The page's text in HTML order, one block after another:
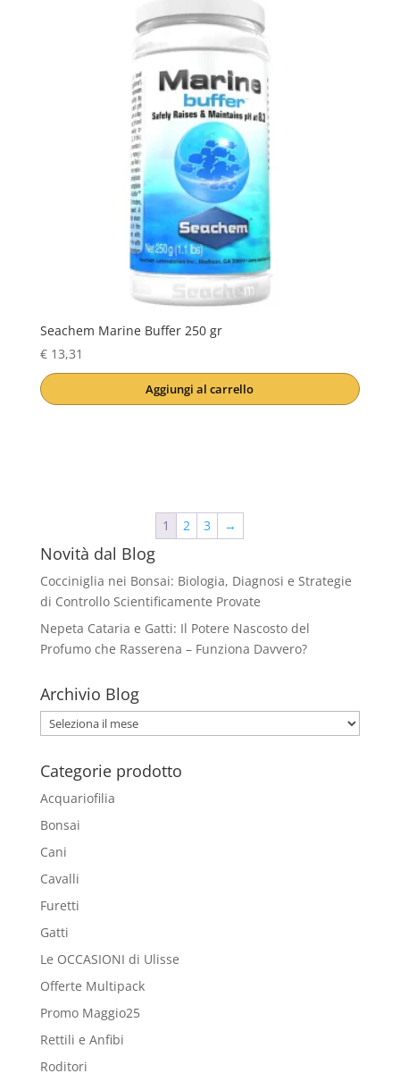
Seachem Marine Buffer 250 gr
€13,31
Aggiungi al carrello
1 2 3 →
Novità dal Blog
Cocciniglia nei Bonsai: Biologia, Diagnosi e Strategie
di Controllo Scientificamente Provate
Nepeta Cataria e Gatti: Il Potere Nascosto del
Profumo che Rasserena – Funziona Davvero?
Archivio Blog
Archivio
Blog
Categorie prodotto
Acquariofilia
Bonsai
Cani
Cavalli
Furetti
Gatti
Le OCCASIONI di Ulisse
Offerte Multipack
Promo Maggio25
Rettili e Anfibi
Roditori